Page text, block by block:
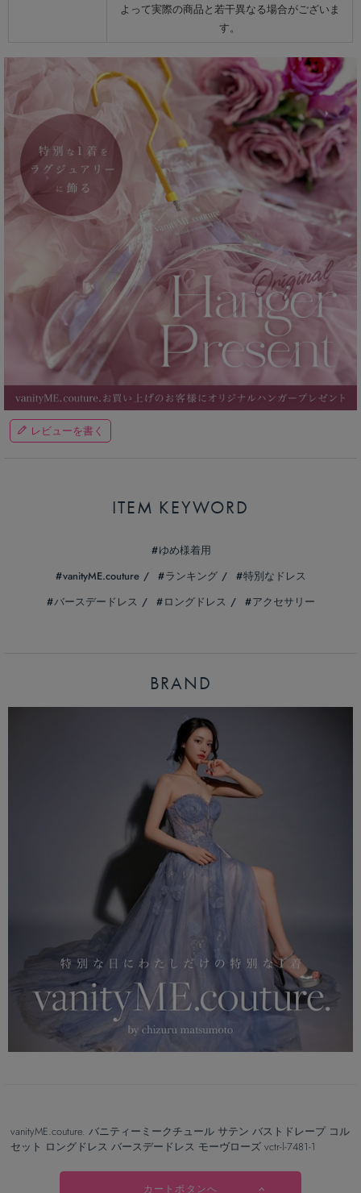
よって実際の商品と若干異なる場合がございま
す。
レビューを書く
ITEM KEYWORD
ゆめ様着用
vanityME.couture
ランキング
特別なドレス
バースデードレス
ロングドレス アクセサリー
BRAND
vanityME.couture. バニティーミークチュール サテン バストドレープ コル
セット ロングドレス バースデードレス モーヴローズ vctr-l-7481-1
カートボタンへ